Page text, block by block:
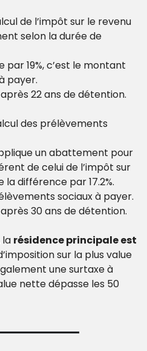
de l’impôt sur le revenu
selon la durée de
19%, c’est le montant
payer.
22 ans de détention.
des prélèvements
un abattement pour
de celui de l’impôt sur
différence par 17.2%.
sociaux à payer.
30 ans de détention.
la résidence principale est
sur la plus value
une surtaxe à
nette dépasse les 50